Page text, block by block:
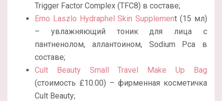
Trigger Factor Complex (TFC8) в составе;
Erno Laszlo Hydraphel Skin Supplement (15 мл)
– увлажняющий тоник для лица с
пантненолом, аллантоином, Sodium Pca в
составе;
Cult Beauty Small Travel Make Up Bag
(стоимость £10.00) – фирменная косметичка
Cult Beauty;